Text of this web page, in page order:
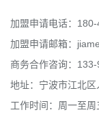
加盟申请电话：
加盟申请邮箱：
商务合作咨询：
地址：宁波市江北
工作时间：周一至周